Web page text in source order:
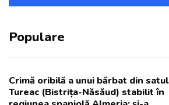
Populare
Crimă oribilă a unui bărbat din satul
Tureac (Bistrița-Năsăud) stabilit în